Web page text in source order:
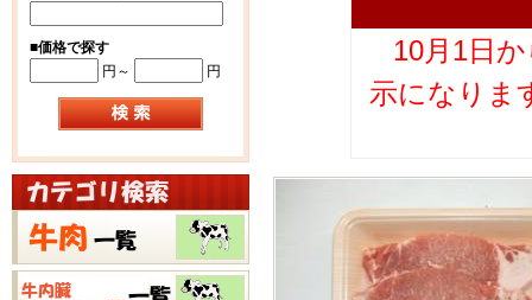
■価格で探す
円～
円
10月1日
示になりま